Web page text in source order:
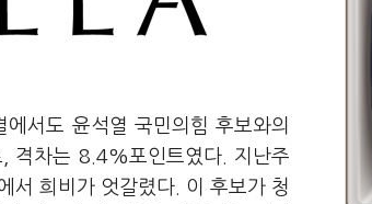
서도 윤석열 국민의힘 후보와의
격차는 8.4%포인트였다. 지난주
희비가 엇갈렸다. 이 후보가 청